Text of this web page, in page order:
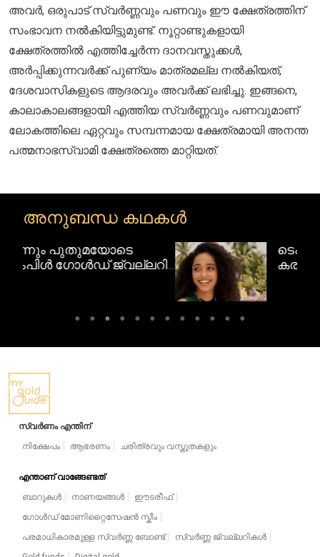
അവർ, ഒരുപാട് സ്വർണ്ണവും പണവും ഈ ക്ഷേത്രത്തിന്
സംഭാവന നൽകിയിട്ടുമുണ്ട്. നൂറ്റാണ്ടുകളായി
ക്ഷേത്രത്തിൽ എത്തിച്ചേർന്ന ദാനവസ്തുക്കൾ,
അർപ്പിക്കുന്നവർക്ക് പുണ്യം മാത്രമല്ല നൽകിയത്,
ദേശവാസികളുടെ ആദരവും അവർക്ക് ലഭിച്ചു. ഇങ്ങനെ,
കാലാകാലങ്ങളായി എത്തിയ സ്വർണ്ണവും പണവുമാണ്
ലോകത്തിലെ ഏറ്റവും സമ്പന്നമായ ക്ഷേത്രമായി അനന്ത
പത്മനാഭസ്വാമി ക്ഷേത്രത്തെ മാറ്റിയത്.
അനുബന്ധ കഥകൾ
ടെംപിൾ ജ്വല്ലറി:
കരവിരുതിനാൽ തീർത്ത
ദക്ഷിണേന്ത്യൻ
സ്വർണവിസ്മയങ്ങൾ
സ്വർണം എന്തിന്
നിക്ഷേപം
ആഭരണം ചരിത്രവും വസ്തുതകളും
എന്താണ് വാങ്ങേണ്ടത്
ബാറുകൾ
നാണയങ്ങൾ
ഈടരീഫ്
ഗോൾഡ് മോണിറ്റൈസേഷൻ സ്കീം
പരമാധികാരമുള്ള സ്വർണ്ണ ബോണ്ട്
സ്വർണ്ണ ജ്വല്ലറികൾ